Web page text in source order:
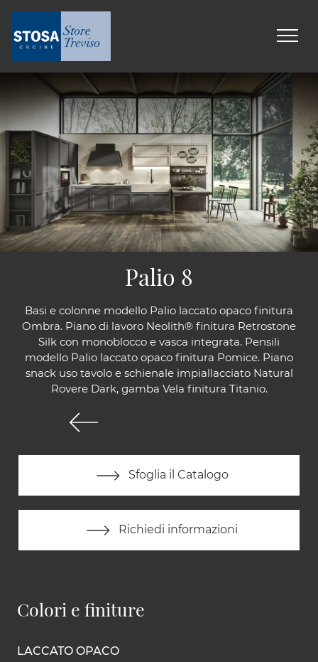
Basi e colonne modello Palio laccato opaco finitura
Ombra. Piano di lavoro Neolith® finitura Retrostone
Silk con monoblocco e vasca integrata. Pensili
modello Palio laccato opaco finitura Pomice. Piano
snack uso tavolo e schienale impiallacciato Natural
Rovere Dark, gamba Vela finitura Titanio.
Sfoglia il Catalogo
Richiedi informazioni
Palio 8
Colori e finiture
LACCATO OPACO